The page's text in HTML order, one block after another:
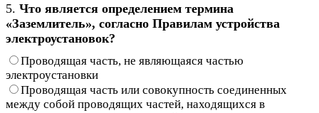
5. Что является определением термина
«Заземлитель», согласно Правилам устройства
электроустановок?
Проводящая часть, не являющаяся частью
электроустановки
Проводящая часть или совокупность соединенных
между собой проводящих частей, находящихся в